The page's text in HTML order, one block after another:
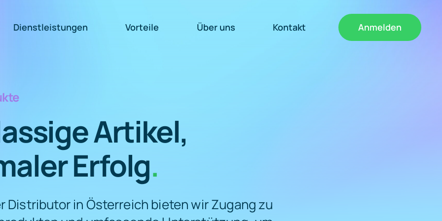
Dienstleistungen Vorteile Über uns Kontakt Anmelden
Artikel,
Erfolg.
Distributor in Österreich bieten wir Zugang zu